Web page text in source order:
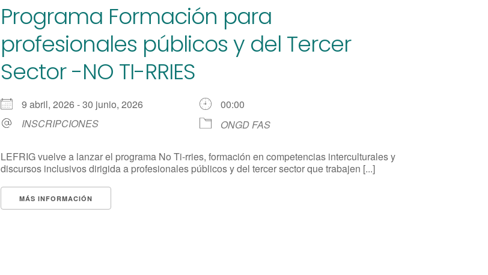
Programa Formación para
profesionales públicos y del Tercer
Sector -NO TI-RRIES
9 abril, 2026 - 30 junio, 2026
00:00
INSCRIPCIONES
ONGD FAS
LEFRIG vuelve a lanzar el programa No Ti-rries, formación en competencias interculturales y
discursos inclusivos dirigida a profesionales públicos y del tercer sector que trabajen [...]
MÁS INFORMACIÓN